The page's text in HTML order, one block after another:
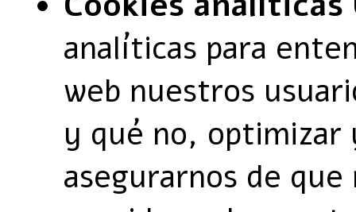
analíticas para
web nuestros
y qué no, optimizar
asegurarnos de